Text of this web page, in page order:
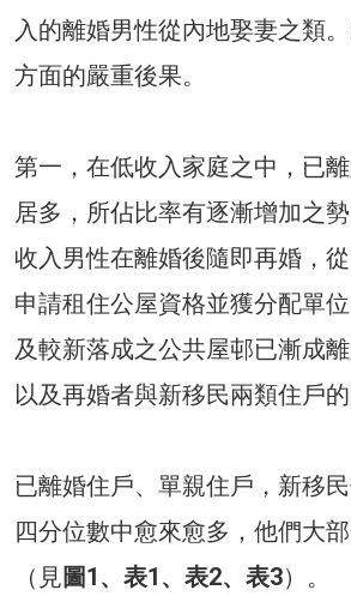
入的離婚男性從內地娶妻之類
方面的嚴重後果。
第一，在低收入家庭之中，已
居多，所佔比率有逐漸增加之
收入男性在離婚後隨即再婚，
申請租住公屋資格並獲分配單
及較新落成之公共屋邨已漸成
以及再婚者與新移民兩類住戶的
已離婚住戶、單親住戶，新移
四分位數中愈來愈多，他們大
（見圖1、表1、表2、表3）。